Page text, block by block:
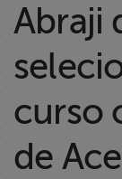
Proteção
e Litigância
dos
Abraji
curso
de